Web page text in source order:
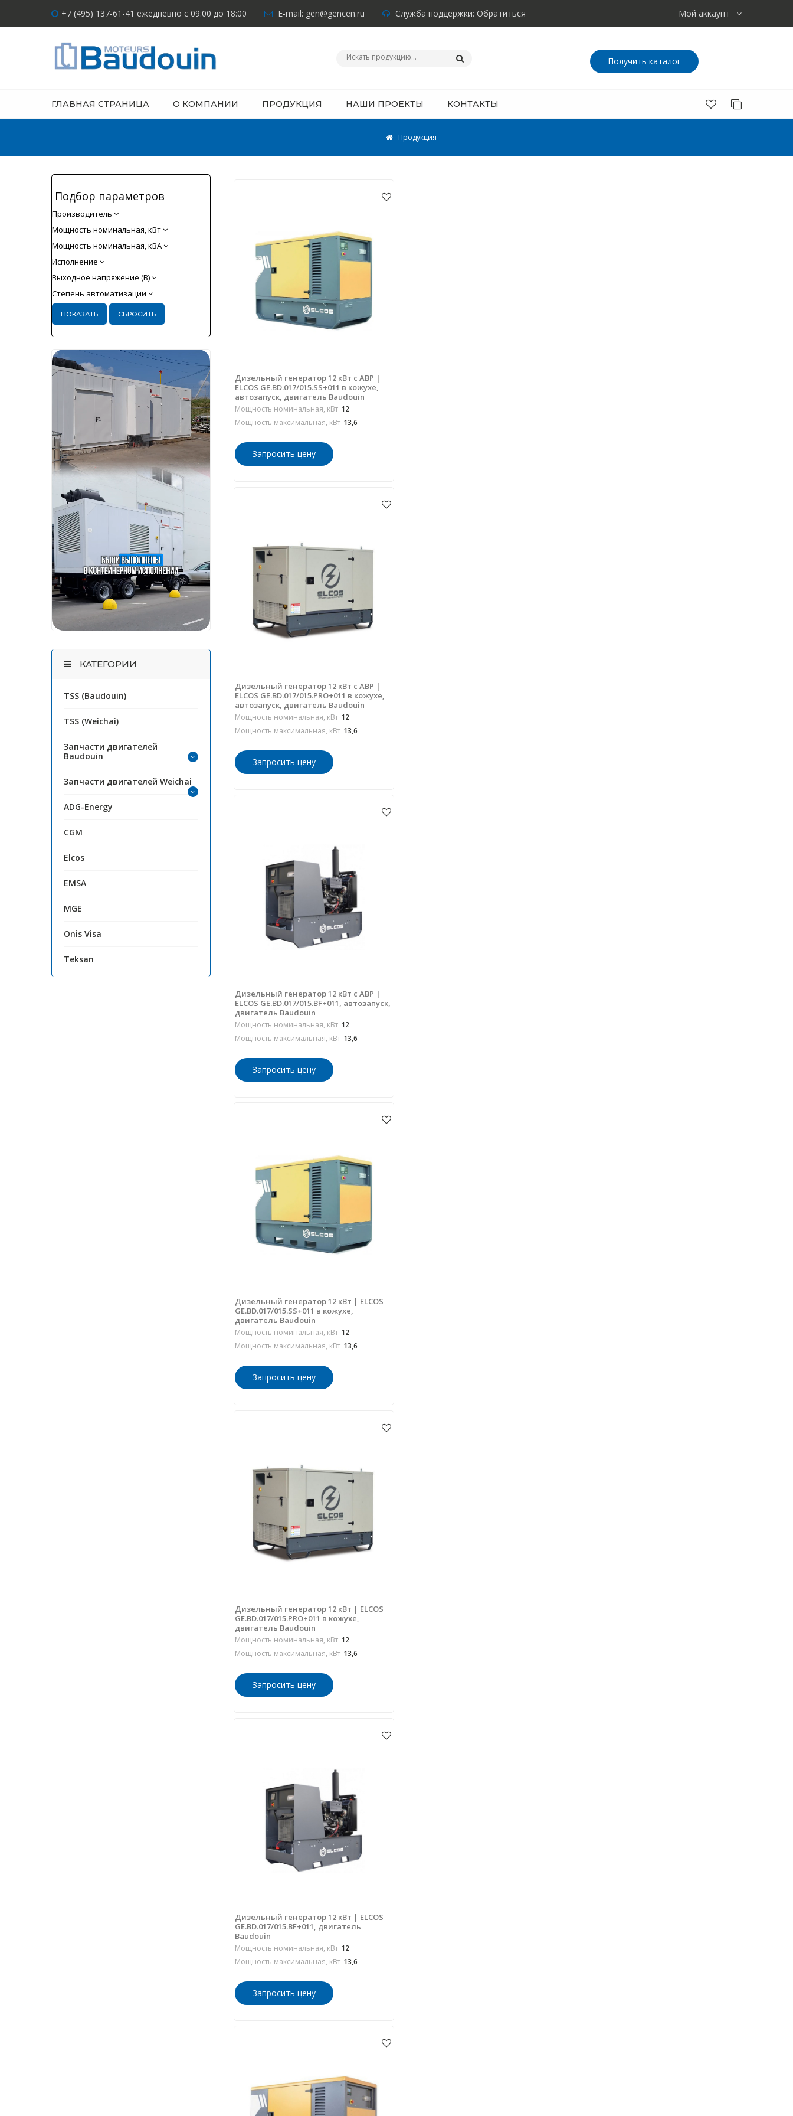
Мой аккаунт
+7 (495) 137-61-41 ежедневно с 09:00 до 18:00 E-mail: gen@gencen.ru Служба поддержки: Обратиться
Получить каталог
ГЛАВНАЯ СТРАНИЦА О КОМПАНИИ ПРОДУКЦИЯ НАШИ ПРОЕКТЫ КОНТАКТЫ
Продукция
Дизельный генератор 12 кВт с АВР |
ELCOS GE.BD.017/015.SS+011 в кожухе,
автозапуск, двигатель Baudouin
Мощность номинальная, кВт 12
Мощность максимальная, кВт 13,6
Запросить цену
Дизельный генератор 12 кВт с АВР |
ELCOS GE.BD.017/015.PRO+011 в кожухе,
автозапуск, двигатель Baudouin
Мощность номинальная, кВт 12
Мощность максимальная, кВт 13,6
Запросить цену
Дизельный генератор 12 кВт с АВР |
ELCOS GE.BD.017/015.BF+011, автозапуск,
двигатель Baudouin
Мощность номинальная, кВт 12
Мощность максимальная, кВт 13,6
Запросить цену
Дизельный генератор 12 кВт | ELCOS
GE.BD.017/015.SS+011 в кожухе,
двигатель Baudouin
Мощность номинальная, кВт 12
Мощность максимальная, кВт 13,6
Запросить цену
Дизельный генератор 12 кВт | ELCOS
GE.BD.017/015.PRO+011 в кожухе,
двигатель Baudouin
Мощность номинальная, кВт 12
Мощность максимальная, кВт 13,6
Запросить цену
Дизельный генератор 12 кВт | ELCOS
GE.BD.017/015.BF+011, двигатель
Baudouin
Мощность номинальная, кВт 12
Мощность максимальная, кВт 13,6
Запросить цену
Подбор параметров
Производитель
Мощность номинальная, кВт
Мощность номинальная, кВА
Исполнение
Выходное напряжение (В)
Степень автоматизации
КАТЕГОРИИ
TSS (Baudouin)
TSS (Weichai)
Запчасти двигателей
Baudouin
Запчасти двигателей Weichai
ADG-Energy
CGM
Elcos
EMSA
MGE
Onis Visa
Teksan